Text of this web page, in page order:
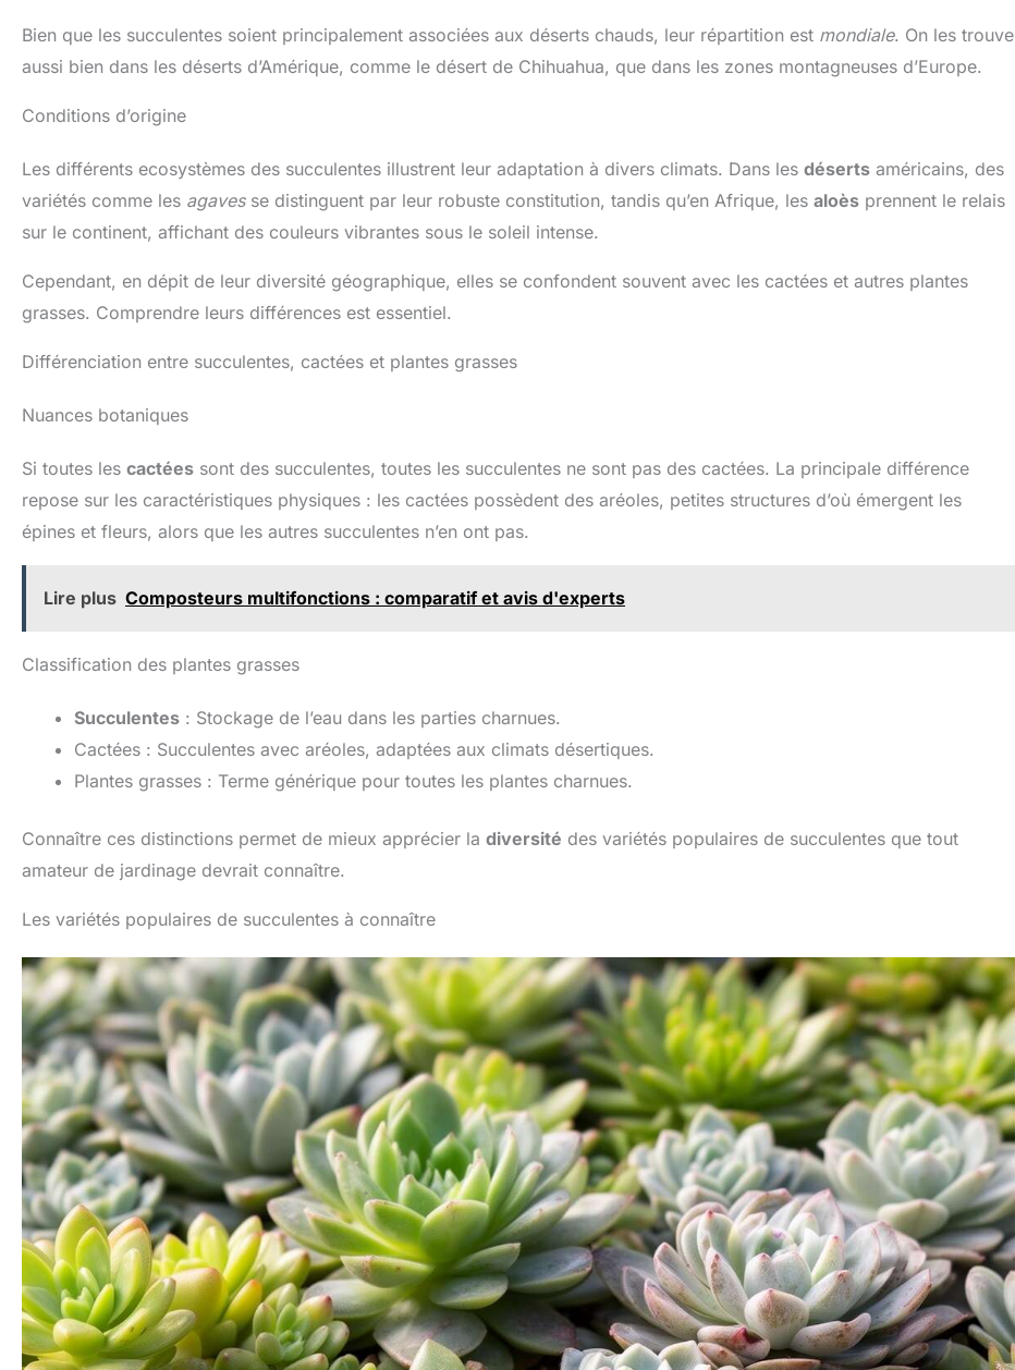
Bien que les succulentes soient principalement associées aux déserts chauds, leur répartition est mondiale. On les trouve
aussi bien dans les déserts d’Amérique, comme le désert de Chihuahua, que dans les zones montagneuses d’Europe.
Conditions d’origine
Les différents ecosystèmes des succulentes illustrent leur adaptation à divers climats. Dans les déserts américains, des
variétés comme les agavesse distinguent par leur robuste constitution, tandis qu’en Afrique, les aloès prennent le relais
sur le continent, affichant des couleurs vibrantes sous le soleil intense.
Cependant, en dépit de leur diversité géographique, elles se confondent souvent avec les cactées et autres plantes
grasses. Comprendre leurs différences est essentiel.
Différenciation entre succulentes, cactées et plantes grasses
Nuances botaniques
Si toutes les cactées sont des succulentes, toutes les succulentes ne sont pas des cactées. La principale différence
repose sur les caractéristiques physiques : les cactées possèdent des aréoles, petites structures d’où émergent les
épines et fleurs, alors que les autres succulentes n’en ont pas.
Lire plus Composteurs multifonctions : comparatif et avis d'experts
Classification des plantes grasses
Succulentes : Stockage de l’eau dans les parties charnues.
Cactées : Succulentes avec aréoles, adaptées aux climats désertiques.
Plantes grasses : Terme générique pour toutes les plantes charnues.
Connaître ces distinctions permet de mieux apprécier la diversité des variétés populaires de succulentes que tout
amateur de jardinage devrait connaître.
Les variétés populaires de succulentes à connaître